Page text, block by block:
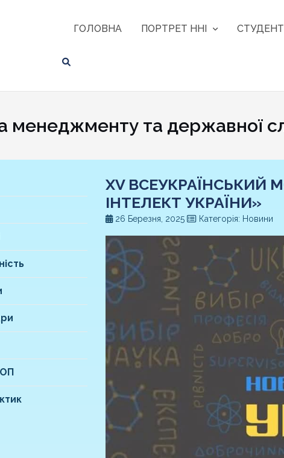
ГОЛОВНА ПОРТРЕТ ННІ
менеджменту та державної
XV ВСЕУКРАЇНСЬКИЙ
ІНТЕЛЕКТ УКРАЇНИ»
26 Березня, 2025 Категорія: Новини